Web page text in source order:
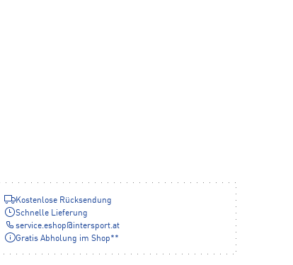
Kostenlose Rücksendung
Schnelle Lieferung
service.eshop@intersport.at
Gratis Abholung im Shop**